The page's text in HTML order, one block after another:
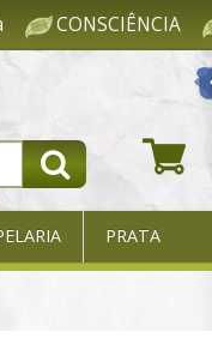
CONSCIÊNCIA
PRATA